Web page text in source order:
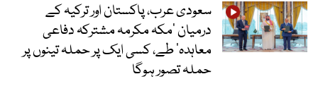
سعودی عرب، پاکستان اور ترکیہ کے
درمیان ’مکہ مکرمہ مشترکہ دفاعی
معاہدہ‘ طے، کسی ایک پر حملہ تینوں پر
حملہ تصور ہوگا